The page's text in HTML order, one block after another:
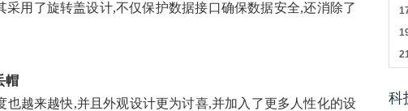
采用了旋转盖设计,不仅保护数据接口确保数据安全,还消除了
帽
也越来越快,并且外观设计更为讨喜,并加入了更多人性化的设
科